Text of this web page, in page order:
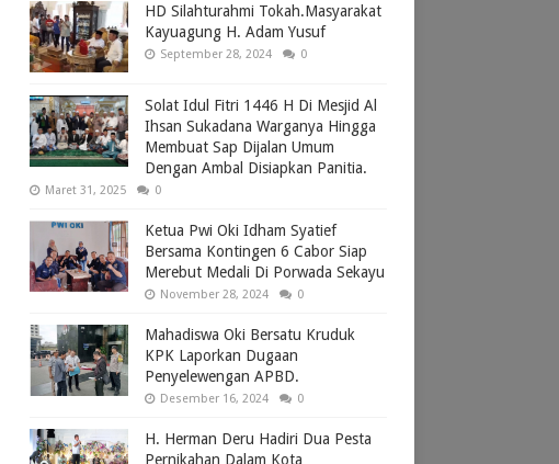
HD Silahturahmi Tokah.Masyarakat
Kayuagung H. Adam Yusuf
September 28, 2024 0
Solat Idul Fitri 1446 H Di Mesjid Al
Ihsan Sukadana Warganya Hingga
Membuat Sap Dijalan Umum
Dengan Ambal Disiapkan Panitia.
Maret 31, 2025 0
Ketua Pwi Oki Idham Syatief
Bersama Kontingen 6 Cabor Siap
Merebut Medali Di Porwada Sekayu
November 28, 2024 0
Mahadiswa Oki Bersatu Kruduk
KPK Laporkan Dugaan
Penyelewengan APBD.
Desember 16, 2024 0
H. Herman Deru Hadiri Dua Pesta
Pernikahan Dalam Kota